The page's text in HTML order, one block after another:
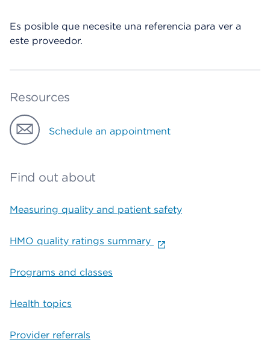
Es posible que necesite una referencia para ver a
este proveedor.
Resources
Schedule an appointment
Find out about
Measuring quality and patient safety
HMO quality ratings summary
Programs and classes
Health topics
Provider referrals